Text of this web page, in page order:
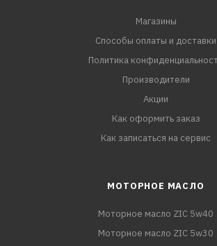
Магазины
Способы оплаты и доставки
Политика
Производители
Акции
Как оформить заказ
Как записаться на сервис
МОТОРНОЕ МАСЛО
Моторное масло ZIC 5w40
Моторное масло ZIC 5w30